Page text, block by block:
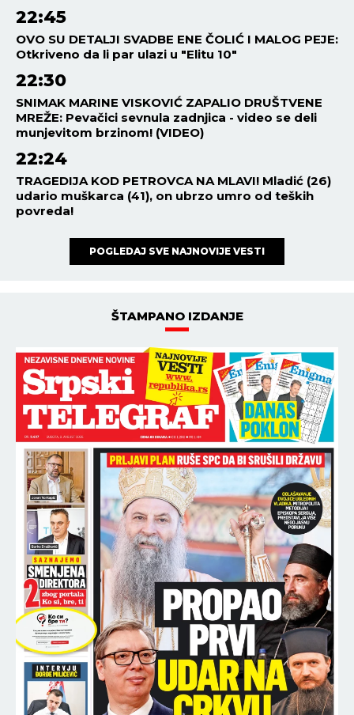
22:45
OVO SU DETALJI SVADBE ENE ČOLIĆ I MALOG PEJE:
Otkriveno da li par ulazi u "Elitu 10"
22:30
SNIMAK MARINE VISKOVIĆ ZAPALIO DRUŠTVENE
MREŽE: Pevačici sevnula zadnjica - video se deli
munjevitom brzinom! (VIDEO)
22:24
TRAGEDIJA KOD PETROVCA NA MLAVI! Mladić (26)
udario muškarca (41), on ubrzo umro od teških
povreda!
POGLEDAJ SVE NAJNOVIJE VESTI
ŠTAMPANO IZDANJE